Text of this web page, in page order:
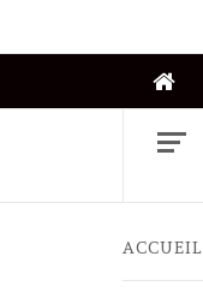
ACCUEIL